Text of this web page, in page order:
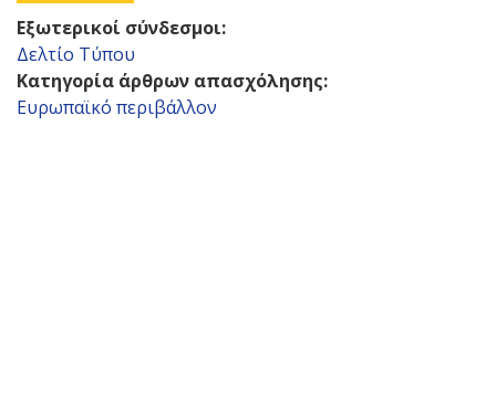
Εξωτερικοί σύνδεσμοι:
Δελτίο Τύπου
Κατηγορία άρθρων απασχόλησης:
Ευρωπαϊκό περιβάλλον